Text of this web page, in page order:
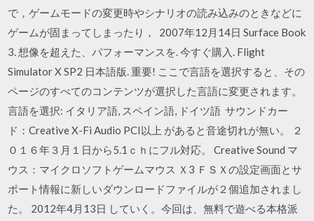
で，ゲームモードの変更時やシナリオの読み込みのときなどに
ゲームが固まってしまったり， 2007年12月14日 Surface Book
3. 想像を超えた、パフォーマンスを. 今すぐ購入. Flight
Simulator X SP2 日本語版. 重要! ここで言語を選択すると、その
ページのすべてのコンテンツが選択した言語に変更されます。
言語を選択: イタリア語, スペイン語, ドイツ語 サウンドカー
ド：Creative X-Fi Audio PCI以上 があると音途切れが無い。 ２
０１６年３月１日から5.1ｃｈにフル対応。 Creative Sound マ
ウス：マイクロソフトゲームマウス Ｘ3 ＦＳＸの設定画面とサ
ポート情報に新しいダウンロードファイルが２個追加されまし
た。 2012年4月13日 していく。今回は、無料で遊べる本格派